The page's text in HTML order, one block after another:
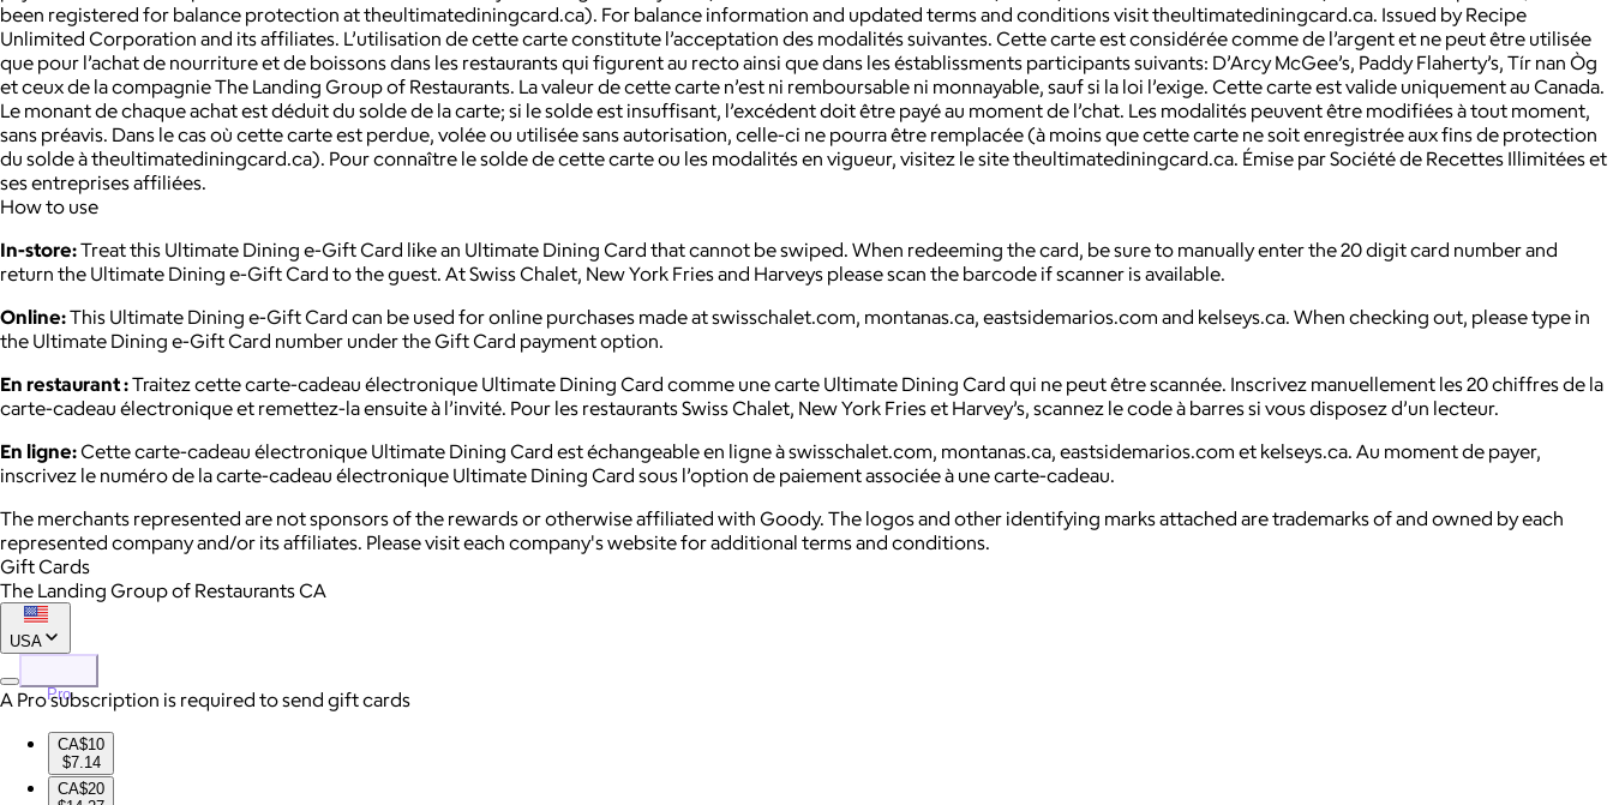
been registered for balance protection at theultimatediningcard.ca). For balance information and updated terms and conditions visit theultimatediningcard.ca. Issued by Recipe
Unlimited Corporation and its affiliates. L’utilisation de cette carte constitute l’acceptation des modalités suivantes. Cette carte est considérée comme de l’argent et ne peut être utilisée
que pour l’achat de nourriture et de boissons dans les restaurants qui figurent au recto ainsi que dans les éstablissments participants suivants: D’Arcy McGee’s, Paddy Flaherty’s, Tír nan Òg
et ceux de la compagnie The Landing Group of Restaurants. La valeur de cette carte n’est ni remboursable ni monnayable, sauf si la loi l’exige. Cette carte est valide uniquement au Canada.
Le monant de chaque achat est déduit du solde de la carte; si le solde est insuffisant, l’excédent doit être payé au moment de l’chat. Les modalités peuvent être modifiées à tout moment,
sans préavis. Dans le cas où cette carte est perdue, volée ou utilisée sans autorisation, celle-ci ne pourra être remplacée (à moins que cette carte ne soit enregistrée aux fins de protection
du solde à theultimatediningcard.ca). Pour connaître le solde de cette carte ou les modalités en vigueur, visitez le site theultimatediningcard.ca. Émise par Société de Recettes Illimitées et
ses entreprises affiliées.
How to use
In-store:Treat this Ultimate Dining e-Gift Card like an Ultimate Dining Card that cannot be swiped. When redeeming the card, be sure to manually enter the 20 digit card number and
return the Ultimate Dining e-Gift Card to the guest. At Swiss Chalet, New York Fries and Harveys please scan the barcode if scanner is available.
Online:This Ultimate Dining e-Gift Card can be used for online purchases made at swisschalet.com, montanas.ca, eastsidemarios.com and kelseys.ca. When checking out, please type in
the Ultimate Dining e-Gift Card number under the Gift Card payment option.
En restaurant :Traitez cette carte-cadeau électronique Ultimate Dining Card comme une carte Ultimate Dining Card qui ne peut être scannée. Inscrivez manuellement les 20 chiffres de la
carte-cadeau électronique et remettez-la ensuite à l’invité. Pour les restaurants Swiss Chalet, New York Fries et Harvey’s, scannez le code à barres si vous disposez d’un lecteur.
En ligne:Cette carte-cadeau électronique Ultimate Dining Card est échangeable en ligne à swisschalet.com, montanas.ca, eastsidemarios.com et kelseys.ca. Au moment de payer,
inscrivez le numéro de la carte-cadeau électronique Ultimate Dining Card sous l’option de paiement associée à une carte-cadeau.
The merchants represented are not sponsors of the rewards or otherwise affiliated with Goody. The logos and other identifying marks attached are trademarks of and owned by each
represented company and/or its affiliates. Please visit each company's website for additional terms and conditions.
Gift Cards
The Landing Group of Restaurants CA
USA
Pro
A Pro subscription is required to send gift cards
CA$10
$7.14
CA$20